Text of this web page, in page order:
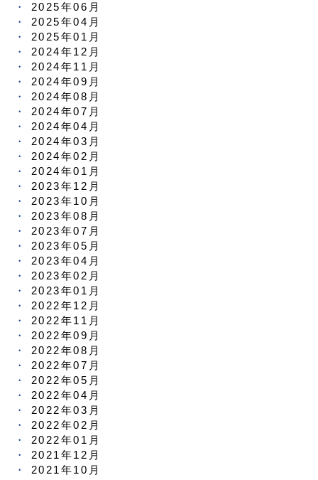
2025年06月
2025年04月
2025年01月
2024年12月
2024年11月
2024年09月
2024年08月
2024年07月
2024年04月
2024年03月
2024年02月
2024年01月
2023年12月
2023年10月
2023年08月
2023年07月
2023年05月
2023年04月
2023年02月
2023年01月
2022年12月
2022年11月
2022年09月
2022年08月
2022年07月
2022年05月
2022年04月
2022年03月
2022年02月
2022年01月
2021年12月
2021年10月